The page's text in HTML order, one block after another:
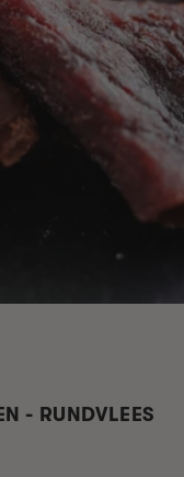
- RUNDVLEES